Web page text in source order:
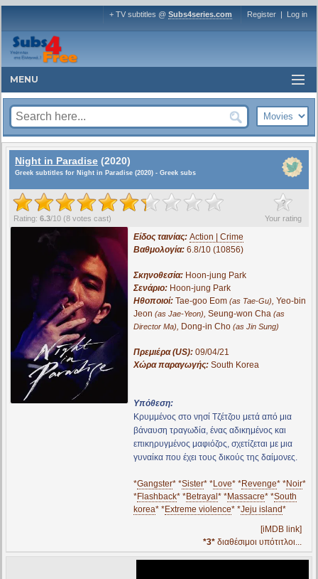
+ TV subtitles @ Subs4series.com Register | Log in
MENU
Night in Paradise (2020)
Greek subtitles for Night in Paradise (2020) - Greek subs
?
Your rating
Rating: 6.3/10 (8 votes cast)
Είδος ταινίας: Action | Crime
Βαθμολογία: 6.8/10 (10856)
Σκηνοθεσία: Hoon-jung Park
Σενάριο: Hoon-jung Park
Ηθοποιοί: Tae-goo Eom (as Tae-Gu), Yeo-bin
Jeon (as Jae-Yeon), Seung-won Cha (as
Director Ma), Dong-in Cho (as Jin Sung)
Πρεμιέρα (US): 09/04/21
Χώρα παραγωγής: South Korea
Υπόθεση:
Κρυμμένος στο νησί Τζέτζου μετά από μια
βάναυση τραγωδία, ένας αδικημένος και
επικηρυγμένος μαφιόζος, σχετίζεται με μια
γυναίκα που έχει τους δικούς της δαίμονες.
*Gangster* *Sister* *Love* *Revenge* *Noir*
*Flashback* *Betrayal * *Massacre* *South
korea* *Extreme violence* *Jeju island*
[iMDB link]
*3* διαθέσιμοι υπότιτλοι...